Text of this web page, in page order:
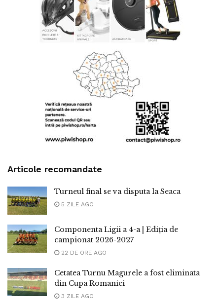
Articole recomandate
Turneul final se va disputa la Seaca
5 ZILE AGO
Componenta Ligii a 4-a | Ediția de
campionat 2026-2027
22 DE ORE AGO
Cetatea Turnu Magurele a fost eliminata
din Cupa Romaniei
3 ZILE AGO